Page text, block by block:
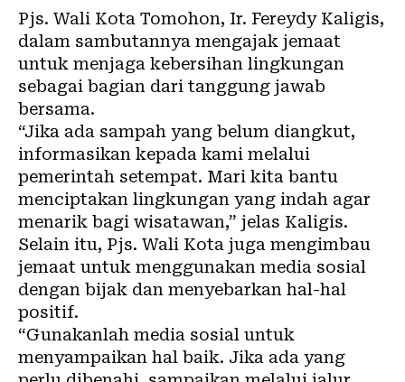
Pjs. Wali Kota Tomohon, Ir. Fereydy Kaligis,
dalam sambutannya mengajak jemaat
untuk menjaga kebersihan lingkungan
sebagai bagian dari tanggung jawab
bersama.
“Jika ada sampah yang belum diangkut,
informasikan kepada kami melalui
pemerintah setempat. Mari kita bantu
menciptakan lingkungan yang indah agar
menarik bagi wisatawan,” jelas Kaligis.
Selain itu, Pjs. Wali Kota juga mengimbau
jemaat untuk menggunakan media sosial
dengan bijak dan menyebarkan hal-hal
positif.
“Gunakanlah media sosial untuk
menyampaikan hal baik. Jika ada yang